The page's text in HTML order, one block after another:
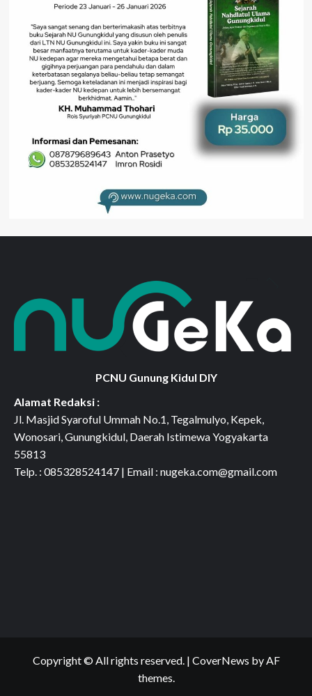
PCNU Gunung Kidul DIY
Alamat Redaksi :
Jl. Masjid Syaroful Ummah No.1, Tegalmulyo, Kepek,
Wonosari, Gunungkidul, Daerah Istimewa Yogyakarta
55813
Telp. : 085328524147 | Email : nugeka.com@gmail.com
Copyright © All rights reserved. | CoverNews by AF
themes.